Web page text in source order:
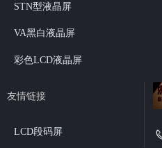
友情链接
LCD段码屏
STN型液晶屏
VA黑白液晶屏
彩色LCD液晶屏